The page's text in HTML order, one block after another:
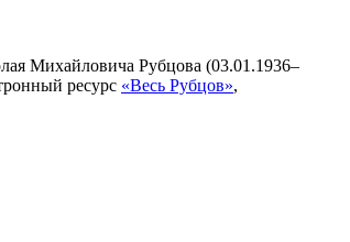
Михайловича Рубцова (03.01.1936–
ресурс «Весь Рубцов»,